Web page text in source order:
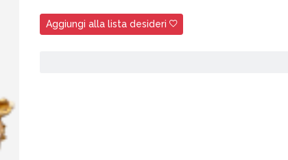
Aggiungi alla lista desideri